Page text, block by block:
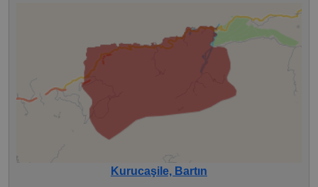
Kurucaşile, Bartın